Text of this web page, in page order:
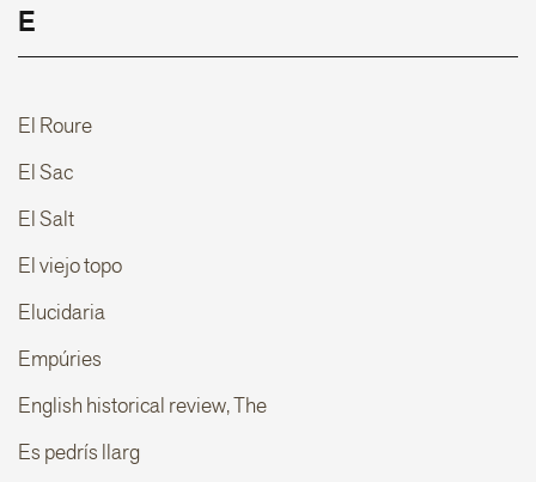
E
El Roure
El Sac
El Salt
El viejo topo
Elucidaria
Empúries
English historical review, The
Es pedrís llarg